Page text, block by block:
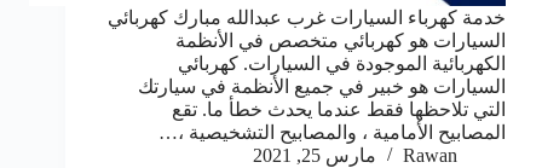
خدمة كهرباء السيارات غرب عبدالله مبارك كهربائي
السيارات هو كهربائي متخصص في الأنظمة
الكهربائية الموجودة في السيارات. كهربائي
السيارات هو خبير في جميع الأنظمة في سيارتك
التي تلاحظها فقط عندما يحدث خطأ ما. تقع
المصابيح الأمامية ، والمصابيح التشخيصية ،…
Rawan
مارس 25, 2021